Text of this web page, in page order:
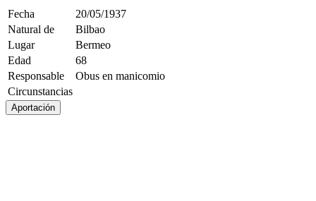
Fecha
20/05/1937
Natural de
Bilbao
Lugar
Bermeo
Edad
68
Responsable
Obus en manicomio
Circunstancias